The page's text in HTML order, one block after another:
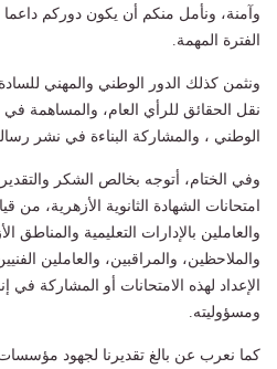
وآمنة، ونأمل منكم أن يكون دوركم داعما
الفترة المهمة.
ونثمن كذلك الدور الوطني والمهني
نقل الحقائق للرأي العام، والمساهمة
الوطني ، والمشاركة البناءة في نشر
وفي الختام، أتوجه بخالص الشكر
امتحانات الشهادة الثانوية الأزهرية، من
والعاملين بالإدارات التعليمية والمناطق
والملاحظين، والمراقبين، والعاملين
الإعداد لهذه الامتحانات أو المشاركة
ومسؤوليته.
كما نعرب عن بالغ تقديرنا لجهود مؤسسات